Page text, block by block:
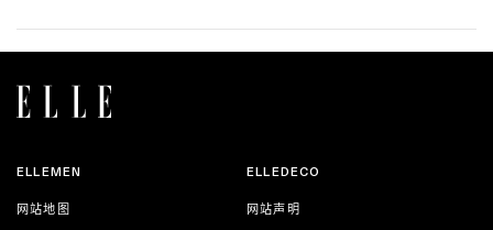
ELLEMEN ELLEDECO
网站地图 网站声明